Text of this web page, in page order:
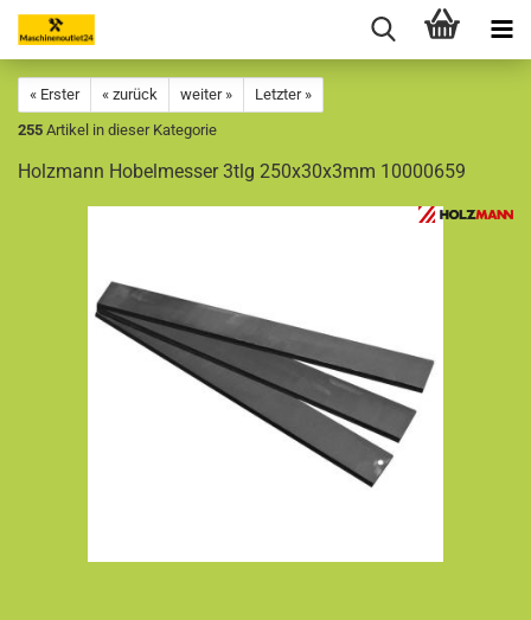
« Erster « zurück weiter »
Letzter »
255 Artikel in dieser Kategorie
Holzmann Hobelmesser 3tlg 250x30x3mm 10000659